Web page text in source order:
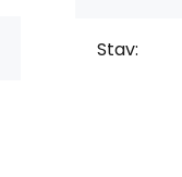
Stav: